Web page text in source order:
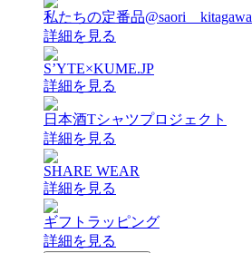
私たちの定番品@saori__kitagawa
詳細を見る
S’YTE×KUME.JP
詳細を見る
日本酒Tシャツプロジェクト
詳細を見る
SHARE WEAR
詳細を見る
ギフトラッピング
詳細を見る